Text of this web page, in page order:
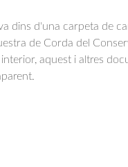
dins d'una carpeta de
de Corda del
aquest i altres